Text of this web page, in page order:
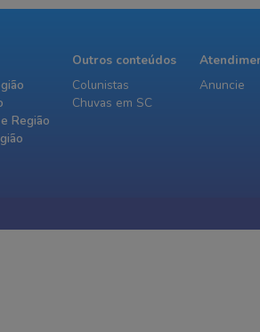
Região
Outros conteúdos
Colunistas
Chuvas em SC
Anuncie